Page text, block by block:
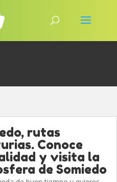
rutas
Conoce
y visita la
de Somiedo